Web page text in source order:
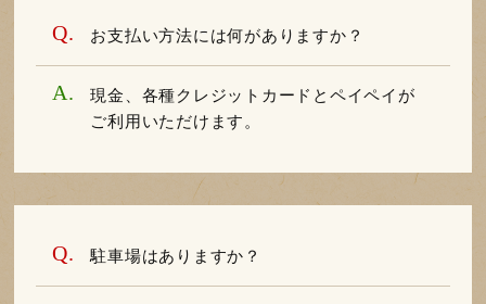
お支払い方法には何がありますか？
現金、各種クレジットカードとペイペイが
ご利用いただけます。
駐車場はありますか？